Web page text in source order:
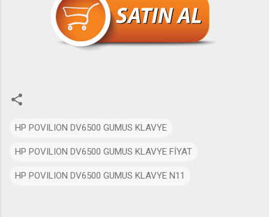
HP POVILION DV6500 GUMUS KLAVYE
HP POVILION DV6500 GUMUS KLAVYE FİYAT
HP POVILION DV6500 GUMUS KLAVYE N11